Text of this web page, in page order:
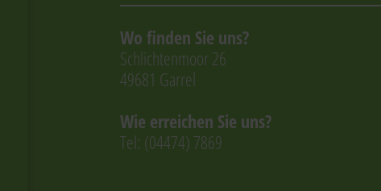
Wo finden Sie uns?
Schlichtenmoor 26
49681 Garrel
Wie erreichen Sie uns?
Tel: (04474) 7869